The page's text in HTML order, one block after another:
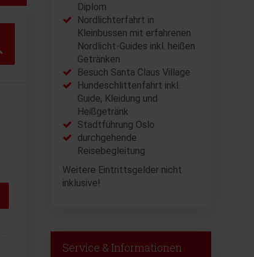
Diplom
Nordlichterfahrt in
Kleinbussen mit erfahrenen
Nordlicht-Guides inkl. heißen
Getränken
Besuch Santa Claus Village
Hundeschlittenfahrt inkl.
Guide, Kleidung und
Heißgetränk
Stadtführung Oslo
durchgehende
Reisebegleitung
Weitere Eintrittsgelder nicht
inklusive!
Service & Informationen